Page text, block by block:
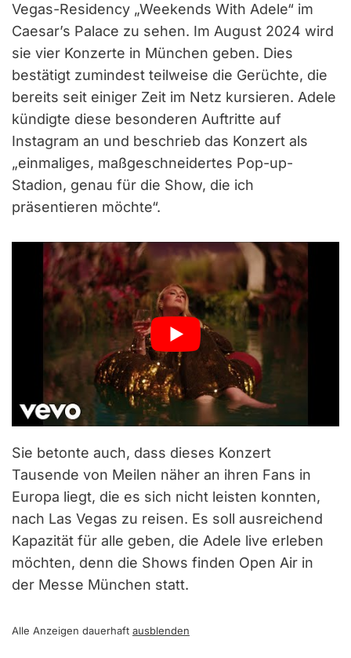
Vegas-Residency „Weekends With Adele“ im
Caesar’s Palace zu sehen. Im August 2024 wird
sie vier Konzerte in München geben. Dies
bestätigt zumindest teilweise die Gerüchte, die
bereits seit einiger Zeit im Netz kursieren. Adele
kündigte diese besonderen Auftritte auf
Instagram an und beschrieb das Konzert als
„einmaliges, maßgeschneidertes Pop-up-
Stadion, genau für die Show, die ich
präsentieren möchte“.
Sie betonte auch, dass dieses Konzert
Tausende von Meilen näher an ihren Fans in
Europa liegt, die es sich nicht leisten konnten,
nach Las Vegas zu reisen. Es soll ausreichend
Kapazität für alle geben, die Adele live erleben
möchten, denn die Shows finden Open Air in
der Messe München statt.
Alle Anzeigen dauerhaft ausblenden